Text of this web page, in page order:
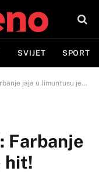
SVIJET SPORT
jaja u limuntusu je hit! (VIDEO)
Farbanje
hit!